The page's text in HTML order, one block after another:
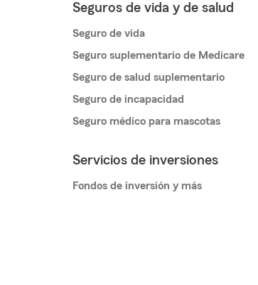
Seguros de vida y de salud
Seguro de vida
Seguro suplementario de Medicare
Seguro de salud suplementario
Seguro de incapacidad
Seguro médico para mascotas
Servicios de inversiones
Fondos de inversión y más